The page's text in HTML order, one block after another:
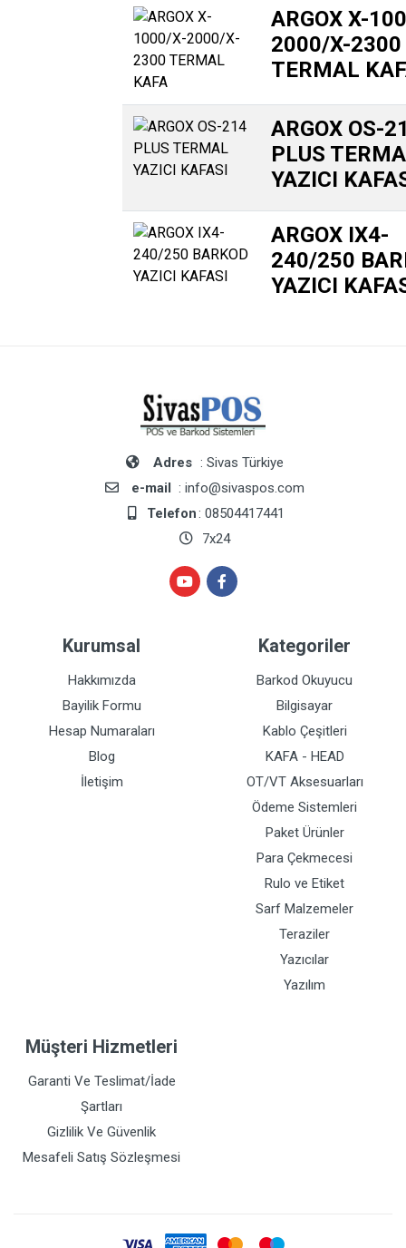
ARGOX X-
2000/X-2300
TERMAL
ARGOX OS-
PLUS
YAZICI
ARGOX IX4-
240/250
YAZICI
Adres : Sivas Türkiye
e-mail : info@sivaspos.com
Telefon: 08504417441
7x24
Kurumsal
Hakkımızda
Bayilik Formu
Hesap Numaraları
Blog
İletişim
Kategoriler
Barkod Okuyucu
Bilgisayar
Kablo Çeşitleri
KAFA - HEAD
OT/VT Aksesuarları
Ödeme Sistemleri
Paket Ürünler
Para Çekmecesi
Rulo ve Etiket
Sarf Malzemeler
Teraziler
Yazıcılar
Yazılım
Müşteri Hizmetleri
Garanti Ve Teslimat/İade
Şartları
Gizlilik Ve Güvenlik
Mesafeli Satış Sözleşmesi